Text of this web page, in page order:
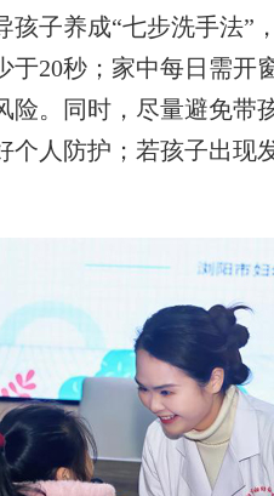
子养成“七步洗手法”
20秒；家中每日需开
。同时，尽量避免带
人防护；若孩子出现